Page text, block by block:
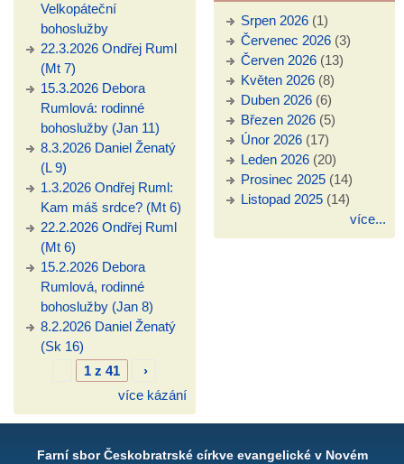
Velkopáteční
bohoslužby
22.3.2026 Ondřej Ruml
(Mt 7)
15.3.2026 Debora
Rumlová: rodinné
bohoslužby (Jan 11)
8.3.2026 Daniel Ženatý
(L 9)
1.3.2026 Ondřej Ruml:
Kam máš srdce? (Mt 6)
22.2.2026 Ondřej Ruml
(Mt 6)
15.2.2026 Debora
Rumlová, rodinné
bohoslužby (Jan 8)
8.2.2026 Daniel Ženatý
(Sk 16)
1 z 41
›
více kázání
Srpen 2026(1)
Červenec 2026(3)
Červen 2026(13)
Květen 2026(8)
Duben 2026(6)
Březen 2026(5)
Únor 2026(17)
Leden 2026(20)
Prosinec 2025(14)
Listopad 2025(14)
více...
Farní sbor Českobratrské církve evangelické v Novém